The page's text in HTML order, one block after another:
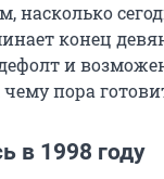
насколько
конец
и
пора
в 1998 году